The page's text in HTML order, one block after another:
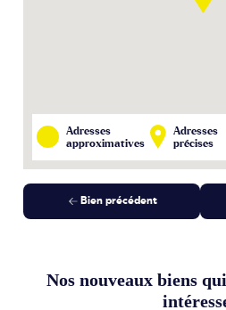
Adresses
approximatives
Adresses
précises
Bien précédent
Nos nouveaux biens